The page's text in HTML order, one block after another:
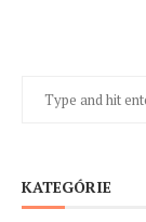
KATEGÓRIE